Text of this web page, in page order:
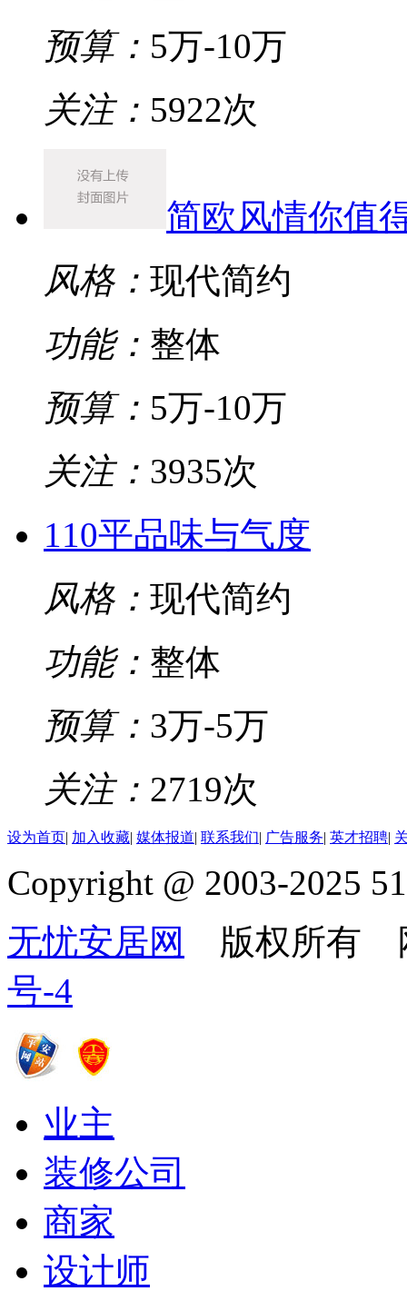
预算： 5万-10万
关注： 5922次
简欧风情你值
风格： 现代简约
功能： 整体
预算： 5万-10万
关注： 3935次
110平品味与气度
风格： 现代简约
功能： 整体
预算： 3万-5万
关注： 2719次
设为首页| 加入收藏| 媒体报道| 联系我们| 广告服务| 英才招聘|
Copyright @ 2003-2025
无忧安居网
版权所有
号-4
业主
装修公司
商家
设计师